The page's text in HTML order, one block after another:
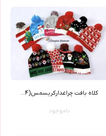
کلاه بافت چراغدارکریسمس(6304)
ناموجود